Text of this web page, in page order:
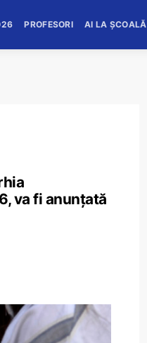
PROFESORI AI LA ȘCOALĂ
va fi anunțată